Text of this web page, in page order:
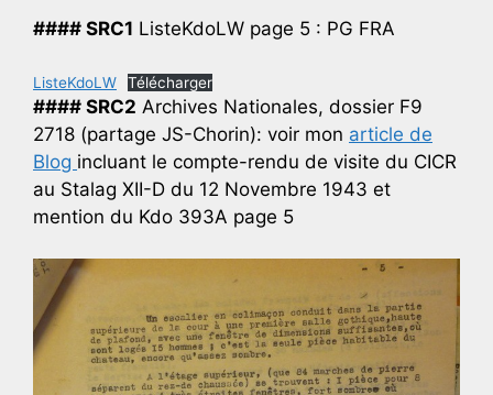
#### SRC1 ListeKdoLW page 5 : PG FRA
ListeKdoLW Télécharger
#### SRC2 Archives Nationales, dossier F9
2718 (partage JS-Chorin): voir mon article de
Blog incluant le compte-rendu de visite du CICR
au Stalag XII-D du 12 Novembre 1943 et
mention du Kdo 393A page 5